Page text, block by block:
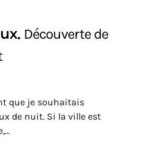
Découverte de
que je souhaitais
de nuit. Si la ville est